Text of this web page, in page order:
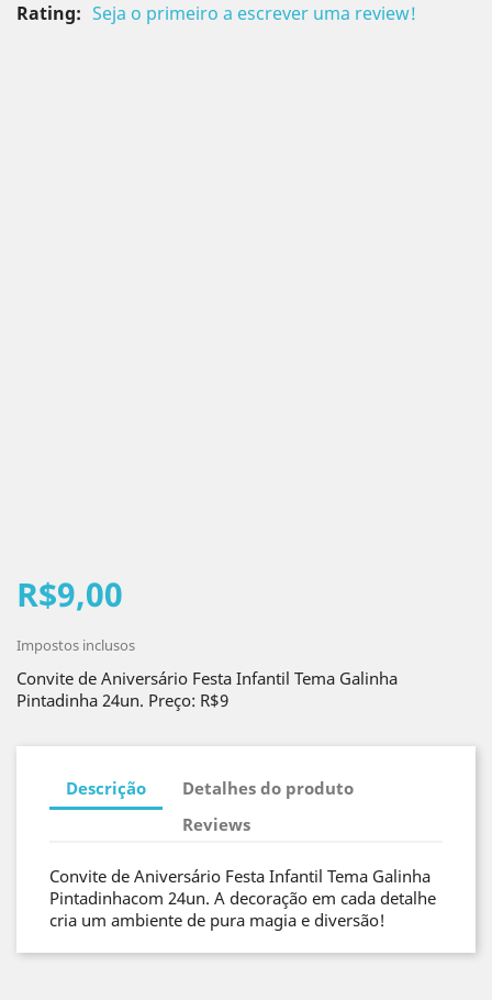
Rating: Seja o primeiro a escrever uma review!
R$9,00
Impostos inclusos
Convite de Aniversário Festa Infantil Tema Galinha
Pintadinha 24un. Preço: R$9
Descrição
Detalhes do produto
Reviews
Convite de Aniversário Festa Infantil Tema Galinha
Pintadinhacom 24un. A decoração em cada detalhe
cria um ambiente de pura magia e diversão!